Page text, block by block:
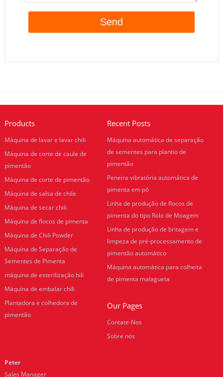
Products
Máquina de lavar e lavar chili
Máquina de corte de caule de
pimentão
Máquina de corte de pimentão
Máquina de salsa de chile
Máquina de secar chili
Máquina de flocos de pimenta
Máquina de Chili Powder
Máquina de Separação de
Sementes de Pimenta
máquina de esterilização hili
Máquina de embalar chili
Plantadora e colhedora de
pimentão
Recent Posts
Máquina automática de separação
de sementes para plantio de
pimentão
Peneira vibratória automática de
pimenta em pó
Linha de produção de flocos de
pimenta do tipo Rolo de Moagem
Linha de produção de britagem e
limpeza de pré-processamento de
pimentão automático
Máquina automática para colheita
de pimenta malagueta
Our Pages
Contate-Nos
Sobre nós
Peter
Sales Manager